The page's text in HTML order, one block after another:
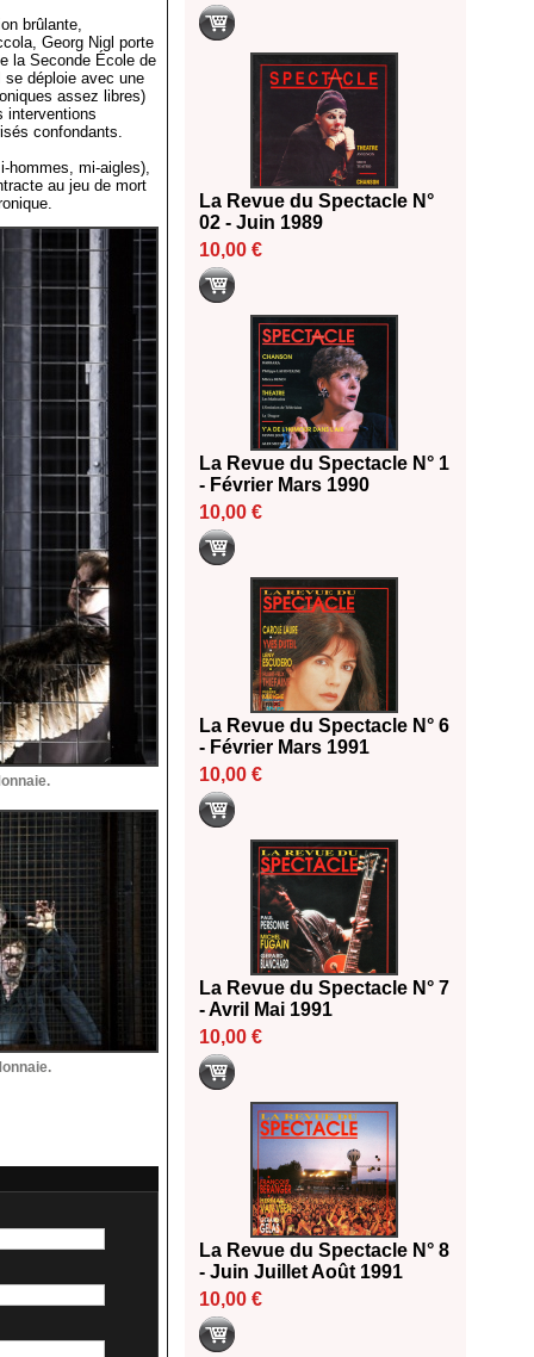
brûlante,
Georg Nigl porte
la Seconde École de
déploie avec une
assez libres)
interventions
confondants.
hommes, mi-aigles),
au jeu de mort
13/06/2026
Dispositif SACD Auteurs
d'espaces : les lauréats 2026
La Revue du Spectacle N°
02 - Juin 1989
10,00 €
La Revue du Spectacle N° 1
- Février Mars 1990
10,00 €
La Revue du Spectacle N° 6
- Février Mars 1991
10,00 €
La Revue du Spectacle N° 7
- Avril Mai 1991
10,00 €
La Revue du Spectacle N° 8
- Juin Juillet Août 1991
10,00 €